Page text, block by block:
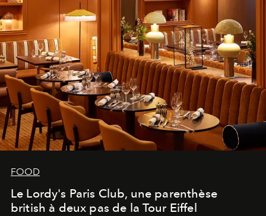
FOOD
Le Lordy's Paris Club, une parenthèse
british à deux pas de la Tour Eiffel